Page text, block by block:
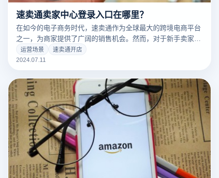
速卖通卖家中心登录入口在哪里？
在如今的电子商务时代，速卖通作为全球最大的跨境电商平台
之一，为商家提供了广阔的销售机会。然而，对于新手卖家而
言，如何登录速卖通卖家账户可能是一个挑战。本文将详细介
绍速卖通登录卖家入口的位置和具体步骤，帮助您顺利进入卖
运营场景
速卖通开店
2024.07.11